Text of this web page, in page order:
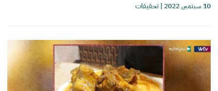
10 سبتمبر, 2022 |تحقيقات